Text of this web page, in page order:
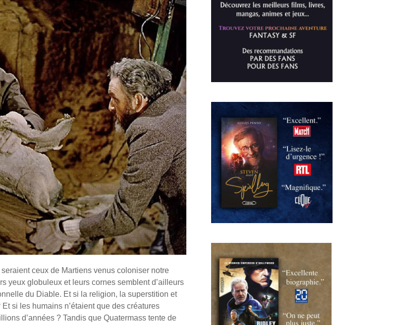
ceux de Martiens venus coloniser notre
yeux globuleux et leurs cornes semblent d’ailleurs
du Diable. Et si la religion, la superstition et
si les humains n’étaient que des créatures
d’années ? Tandis que Quatermass tente de